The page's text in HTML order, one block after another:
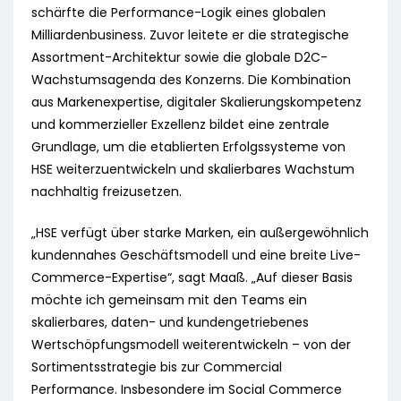
schärfte die Performance-Logik eines globalen
Milliardenbusiness. Zuvor leitete er die strategische
Assortment-Architektur sowie die globale D2C-
Wachstumsagenda des Konzerns. Die Kombination
aus Markenexpertise, digitaler Skalierungskompetenz
und kommerzieller Exzellenz bildet eine zentrale
Grundlage, um die etablierten Erfolgssysteme von
HSE weiterzuentwickeln und skalierbares Wachstum
nachhaltig freizusetzen.
„HSE verfügt über starke Marken, ein außergewöhnlich
kundennahes Geschäftsmodell und eine breite Live-
Commerce-Expertise“, sagt Maaß. „Auf dieser Basis
möchte ich gemeinsam mit den Teams ein
skalierbares, daten- und kundengetriebenes
Wertschöpfungsmodell weiterentwickeln – von der
Sortimentsstrategie bis zur Commercial
Performance. Insbesondere im Social Commerce